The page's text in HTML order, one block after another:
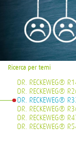
Ricerca per temi
DR. RECKEWEG®
DR. RECKEWEG®
DR. RECKEWEG®
DR. RECKEWEG®
DR. RECKEWEG®
DR. RECKEWEG®